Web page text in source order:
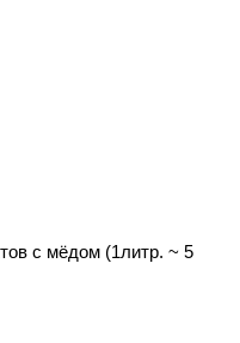
с мёдом (1литр. ~ 5